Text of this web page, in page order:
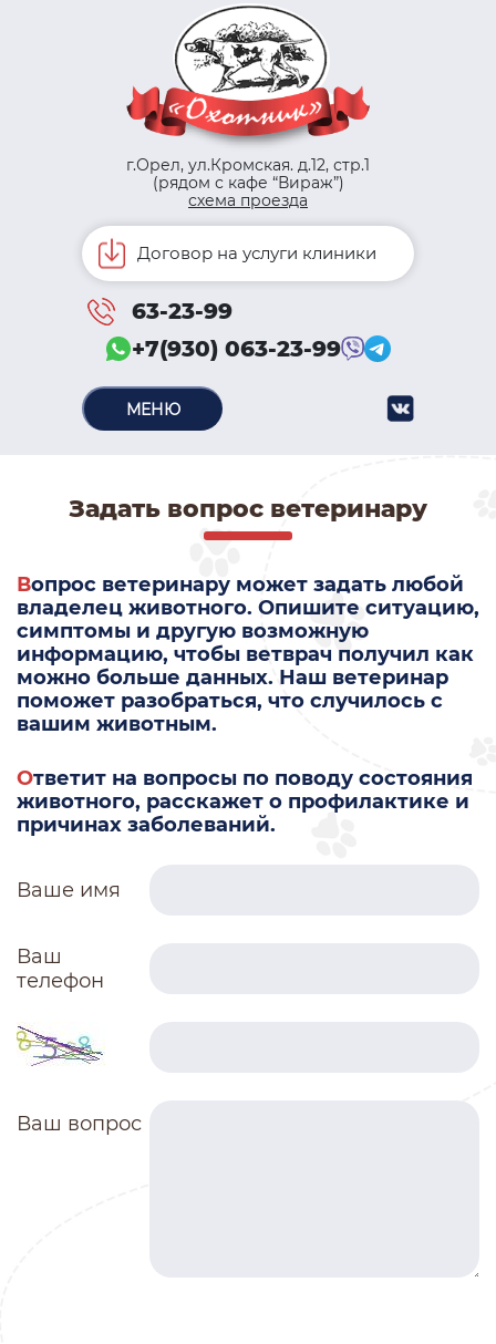
г.Орел, ул.Кромская. д.12, стр.1
(рядом с кафе “Вираж”)
схема проезда
Договор на услуги клиники
63-23-99
+7(930) 063-23-99
МЕНЮ
Задать вопрос ветеринару
Вопрос ветеринару может задать любой
владелец животного. Опишите ситуацию,
симптомы и другую возможную
информацию, чтобы ветврач получил как
можно больше данных. Наш ветеринар
поможет разобраться, что случилось с
вашим животным.
Ответит на вопросы по поводу состояния
животного, расскажет о профилактике и
причинах заболеваний.
Ваше имя
Ваш
телефон
Ваш вопрос